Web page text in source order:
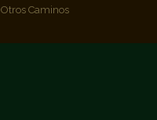
Otros Caminos